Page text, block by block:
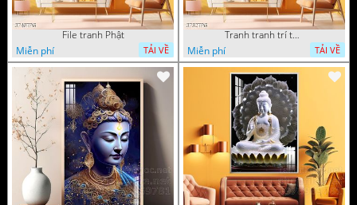
File tranh Phật
Miễn phí
TẢI VỀ
Tranh tranh trí tường phật giáo sang trọng
Miễn phí
TẢI VỀ